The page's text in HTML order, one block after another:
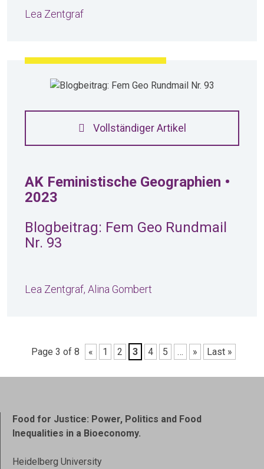
Lea Zentgraf
Vollständiger Artikel
AK Feministische Geographien •
2023
Blogbeitrag: Fem Geo Rundmail
Nr. 93
Lea Zentgraf, Alina Gombert
Page 3 of 8 « 1 2 3 4 5 … » Last »
Food for Justice: Power, Politics and Food
Inequalities in a Bioeconomy.
Heidelberg University